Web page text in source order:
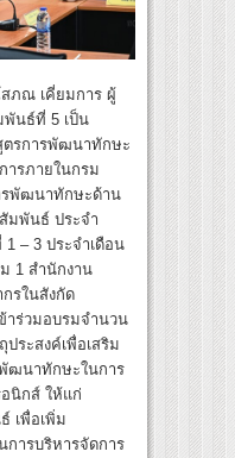
ภณ เคี่ยมการ ผู้
พันธ์ที่ 5 เป็น
ตรการพัฒนาทักษะ
ารภายในกรม
รพัฒนาทักษะด้าน
มพันธ์ ประจำ
– 3 ประจำเดือน
1 สำนักงาน
รในสังกัด
าร่วมอบรมจำนวน
ระสงค์เพื่อเสริม
พัฒนาทักษะในการ
นิกส์ ให้แก่
เพื่อเพิ่ม
ารบริหารจัดการ